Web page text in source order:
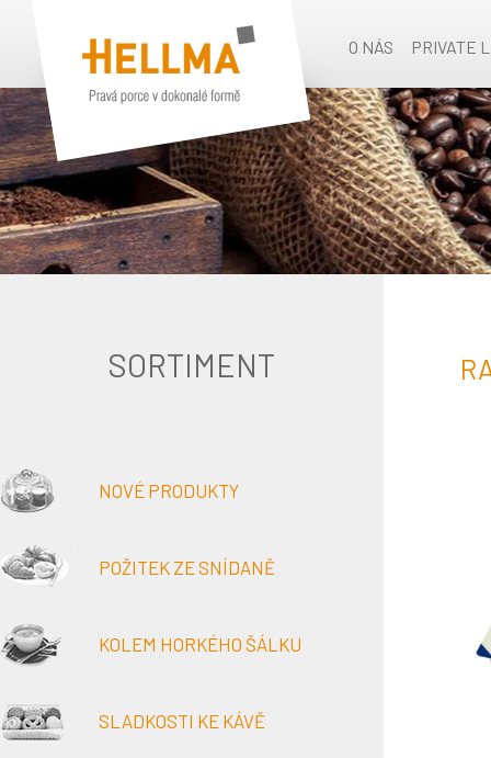
O NÁS PRIVATE
SORTIMENT
NOVÉ PRODUKTY
POŽITEK ZE SNÍDANĚ
KOLEM HORKÉHO ŠÁLKU
SLADKOSTI KE KÁVĚ